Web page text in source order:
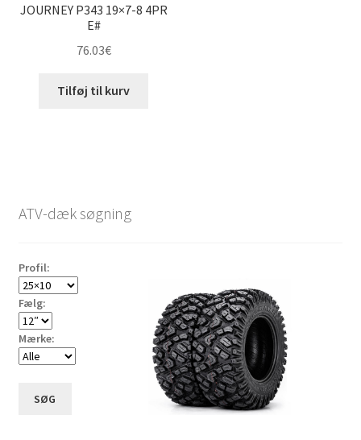
JOURNEY P343 19×7-8 4PR
E#
76.03€
Tilføj til kurv
ATV-dæk søgning
Profil:
Fælg:
Mærke:
SØG